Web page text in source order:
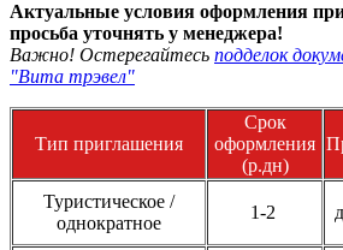
Актуальные условия оформления
просьба уточнять у менеджера!
Важно! Остерегайтесь подделок
"Вита трэвел"
Тип приглашения
Срок
оформления
(р.дн)
Туристическое /
однократное
1-2